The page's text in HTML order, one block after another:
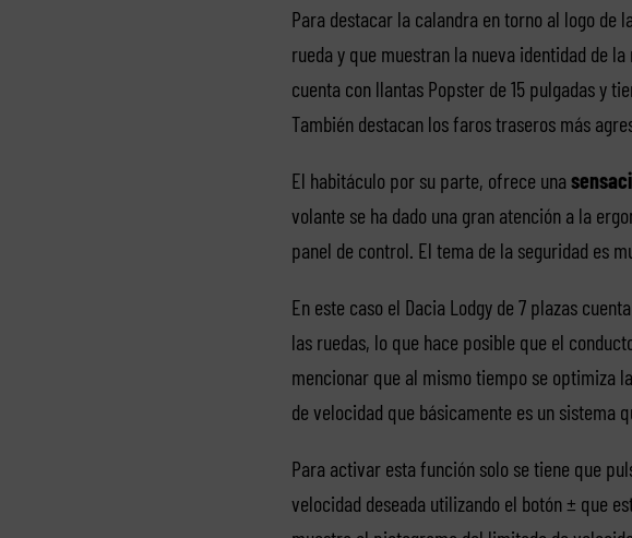
Para destacar la calandra en torno al logo de
rueda y que muestran la nueva identidad de
cuenta con llantas Popster de 15 pulgadas y
También destacan los faros traseros más
El habitáculo por su parte, ofrece una
volante se ha dado una gran atención a la
panel de control. El tema de la seguridad es
En este caso el Dacia Lodgy de 7 plazas
las ruedas, lo que hace posible que el
mencionar que al mismo tiempo se optimiza
de velocidad que básicamente es un sistema
Para activar esta función solo se tiene que
velocidad deseada utilizando el botón ± que